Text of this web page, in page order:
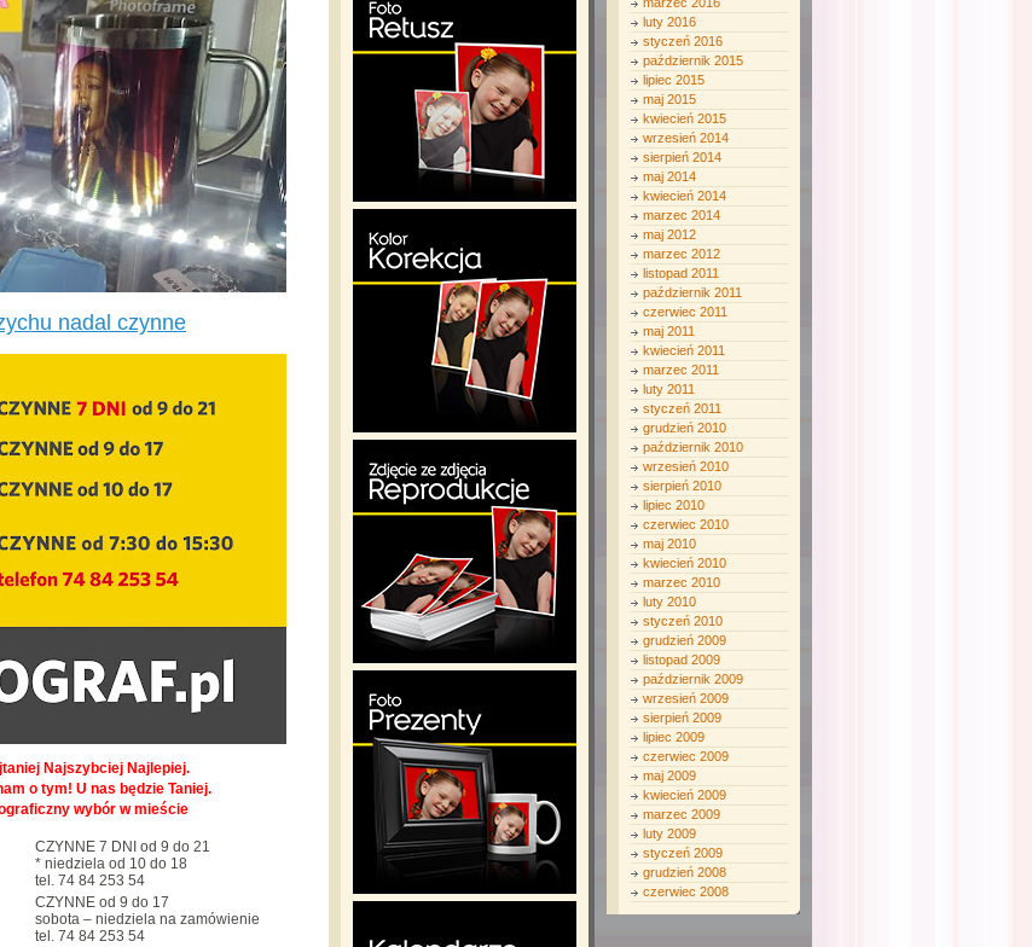
nadal czynne
Najszybciej Najlepiej.
o tym! U nas będzie Taniej.
wybór w mieście
CZYNNE 7 DNI od 9 do 21
* niedziela od 10 do 18
tel. 74 84 253 54
CZYNNE od 9 do 17
sobota – niedziela na zamówienie
tel. 74 84 253 54
luty 2016
styczeń 2016
październik 2015
lipiec 2015
maj 2015
kwiecień 2015
wrzesień 2014
sierpień 2014
maj 2014
kwiecień 2014
marzec 2014
maj 2012
marzec 2012
listopad 2011
październik 2011
czerwiec 2011
maj 2011
kwiecień 2011
marzec 2011
luty 2011
styczeń 2011
grudzień 2010
październik 2010
wrzesień 2010
sierpień 2010
lipiec 2010
czerwiec 2010
maj 2010
kwiecień 2010
marzec 2010
luty 2010
styczeń 2010
grudzień 2009
listopad 2009
październik 2009
wrzesień 2009
sierpień 2009
lipiec 2009
czerwiec 2009
maj 2009
kwiecień 2009
marzec 2009
luty 2009
styczeń 2009
grudzień 2008
czerwiec 2008